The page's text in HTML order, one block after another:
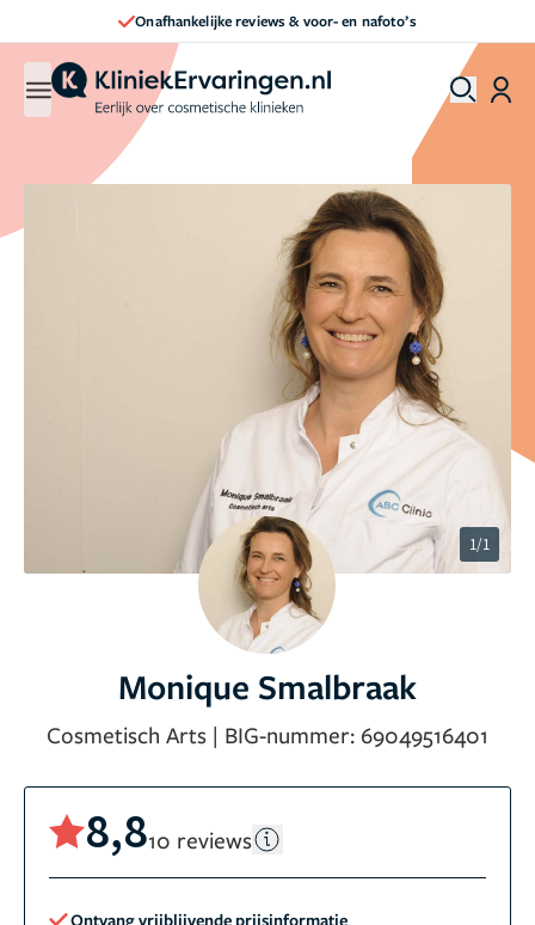
voor- en nafoto’s Direct een afspraak
1/1
Monique Smalbraak
Cosmetisch Arts | BIG-nummer: 69049516401
8,810 reviews
Ontvang vrijblijvende prijsinformatie